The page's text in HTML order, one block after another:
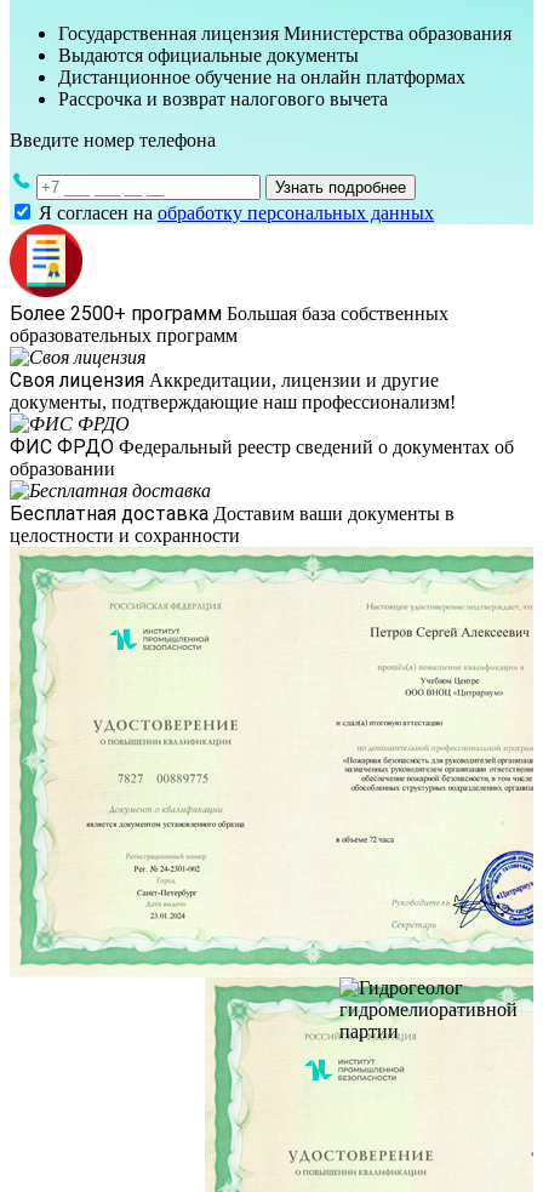
Государственная лицензия Министерства образования
Выдаются официальные документы
Дистанционное обучение на онлайн платформах
Рассрочка и возврат налогового вычета
Введите номер телефона
Узнать подробнее
Я согласен на обработку персональных данных
Более 2500+ программ Большая база собственных
образовательных программ
Своя лицензия Аккредитации, лицензии и другие
документы, подтверждающие наш профессионализм!
ФИС ФРДО Федеральный реестр сведений о документах об
образовании
Бесплатная доставка Доставим ваши документы в
целостности и сохранности